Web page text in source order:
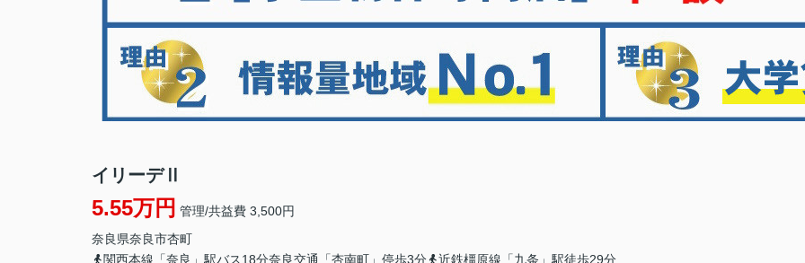
イリーデⅡ
5.55万円 管理/共益費 3,500円
奈良県奈良市杏町
関西本線「奈良」駅バス18分奈良交通「杏南町」停歩3分
近鉄橿原線「九条」駅徒歩29分